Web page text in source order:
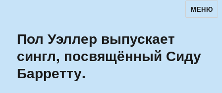
Ильменский фестиваль авторскойМЕНЮ
Пол Уэллер выпускает
сингл, посвящённый Сиду
Барретту.